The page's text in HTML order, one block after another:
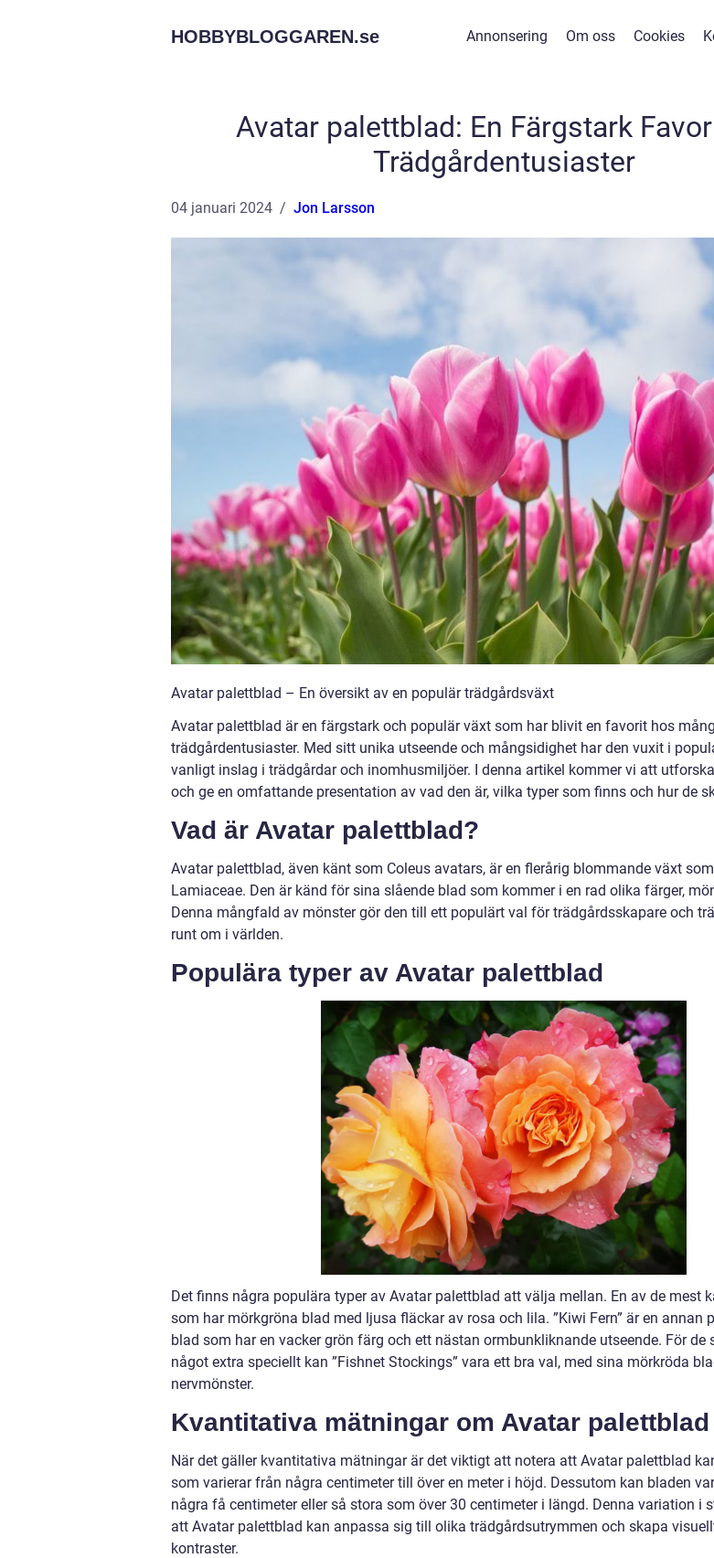
HOBBYBLOGGAREN.se Annonsering Om oss Cookies
Avatar palettblad: En Färgstark
Trädgårdentusiaster
04 januari 2024 Jon Larsson
Avatar palettblad – En översikt av en populär trädgårdsväxt
Avatar palettblad är en färgstark och populär växt som har blivit en favorit hos
trädgårdentusiaster. Med sitt unika utseende och mångsidighet har den vuxit i
vanligt inslag i trädgårdar och inomhusmiljöer. I denna artikel kommer vi att
och ge en omfattande presentation av vad den är, vilka typer som finns och hur de
Vad är Avatar palettblad?
Avatar palettblad, även känt som Coleus avatars, är en flerårig blommande växt
Lamiaceae. Den är känd för sina slående blad som kommer i en rad olika färger,
Denna mångfald av mönster gör den till ett populärt val för trädgårdsskapare och
runt om i världen.
Populära typer av Avatar palettblad
Det finns några populära typer av Avatar palettblad att välja mellan. En av de mest
som har mörkgröna blad med ljusa fläckar av rosa och lila. ”Kiwi Fern” är en annan
blad som har en vacker grön färg och ett nästan ormbunkliknande utseende. För de
något extra speciellt kan ”Fishnet Stockings” vara ett bra val, med sina mörkröda
nervmönster.
Kvantitativa mätningar om Avatar palettblad
När det gäller kvantitativa mätningar är det viktigt att notera att Avatar palettblad
som varierar från några centimeter till över en meter i höjd. Dessutom kan bladen
några få centimeter eller så stora som över 30 centimeter i längd. Denna variation i
att Avatar palettblad kan anpassa sig till olika trädgårdsutrymmen och skapa
kontraster.